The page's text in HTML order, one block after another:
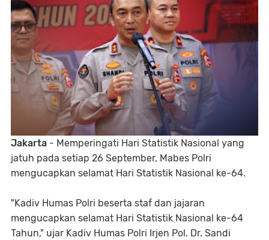
Jakarta - Memperingati Hari Statistik Nasional yang
jatuh pada setiap 26 September, Mabes Polri
mengucapkan selamat Hari Statistik Nasional ke-64.
"Kadiv Humas Polri beserta staf dan jajaran
mengucapkan selamat Hari Statistik Nasional ke-64
Tahun," ujar Kadiv Humas Polri Irjen Pol. Dr. Sandi